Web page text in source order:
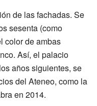
de las fachadas. Se
sesenta (como
color de ambas
Así, el palacio
años siguientes, se
del Ateneo, como la
en 2014.